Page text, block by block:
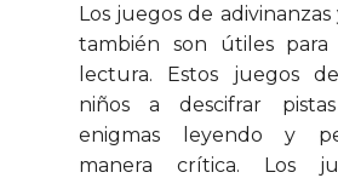
Los juegos de adivinanzas
también son útiles
lectura. Estos juegos
niños a descifrar
enigmas leyendo y
manera crítica. Los